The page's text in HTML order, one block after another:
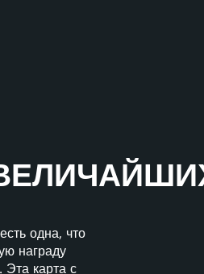
одна, что
награду
карта с